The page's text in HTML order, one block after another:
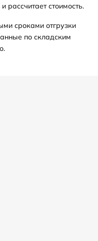
рассчитает стоимость.
сроками отгрузки
по складским